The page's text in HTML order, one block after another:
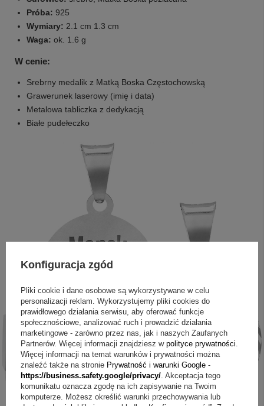
Próba: 925
Wymiary: 2.1 cm 1.3 cm
Waga: ok. 1.6 g
W cenie:
Srebrny medalik z Matką Boska Częstochowską
Grawerunek laserowy (imię i data)
Metalowa tabliczka z dedykacją
Białe pudełeczko
Konfiguracja zgód
Pliki cookie i dane osobowe są wykorzystywane w celu
personalizacji reklam. Wykorzystujemy pliki cookies do
prawidłowego działania serwisu, aby oferować funkcje
społecznościowe, analizować ruch i prowadzić działania
marketingowe - zarówno przez nas, jak i naszych Zaufanych
Partnerów. Więcej informacji znajdziesz w polityce prywatności.
Więcej informacji na temat warunków i prywatności można
znaleźć także na stronie Prywatność i warunki Google -
https://business.safety.google/privacy/. Akceptacja tego
komunikatu oznacza zgodę na ich zapisywanie na Twoim
komputerze. Możesz określić warunki przechowywania lub